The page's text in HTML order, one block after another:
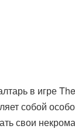
в игре
собой
свои